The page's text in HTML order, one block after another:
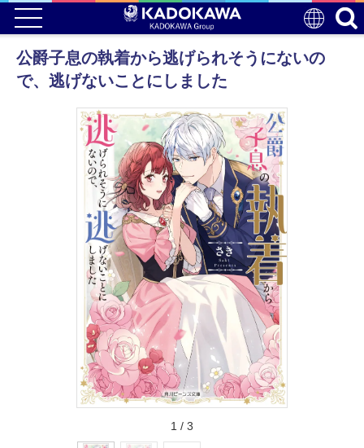
公爵子息の執着から逃げられそうにないの
で、逃げないことにしました
1 / 3